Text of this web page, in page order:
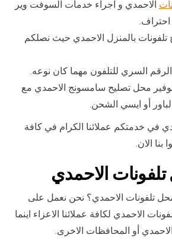
الاحمدي و اجراء خدمات السوفت وير
احتراف.
بالمنزل الاحمدي حيث نصلكم
السري للتلفون مهما كان نوعه.
محل تصليح سامسونج الاحمدي مع
أو ايسي الشحن.
في خدمتكم عملائنا الكرام في كافة
بنا الان.
الاحمدي
تلفونات الاحمدي؟ نحن نعمل على
الاحمدي لكافة عملائنا الاعزاء اينما
أو المحافظات الاخرى.